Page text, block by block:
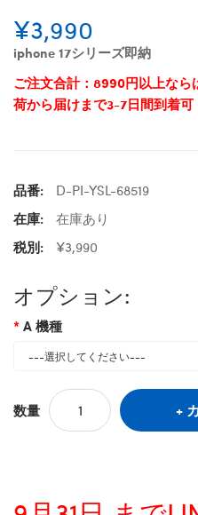
¥3,990
iphone 17シリーズ即納
ご注文合計：8990円以上なら
荷から届けまで3-7日間到着可
品番:
D-PI-YSL-68519
在庫:
在庫あり
税別:
¥3,990
オプション:
A 機種
数量